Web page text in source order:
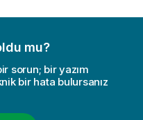
mu?
sorun; bir yazım
bir hata bulursanız